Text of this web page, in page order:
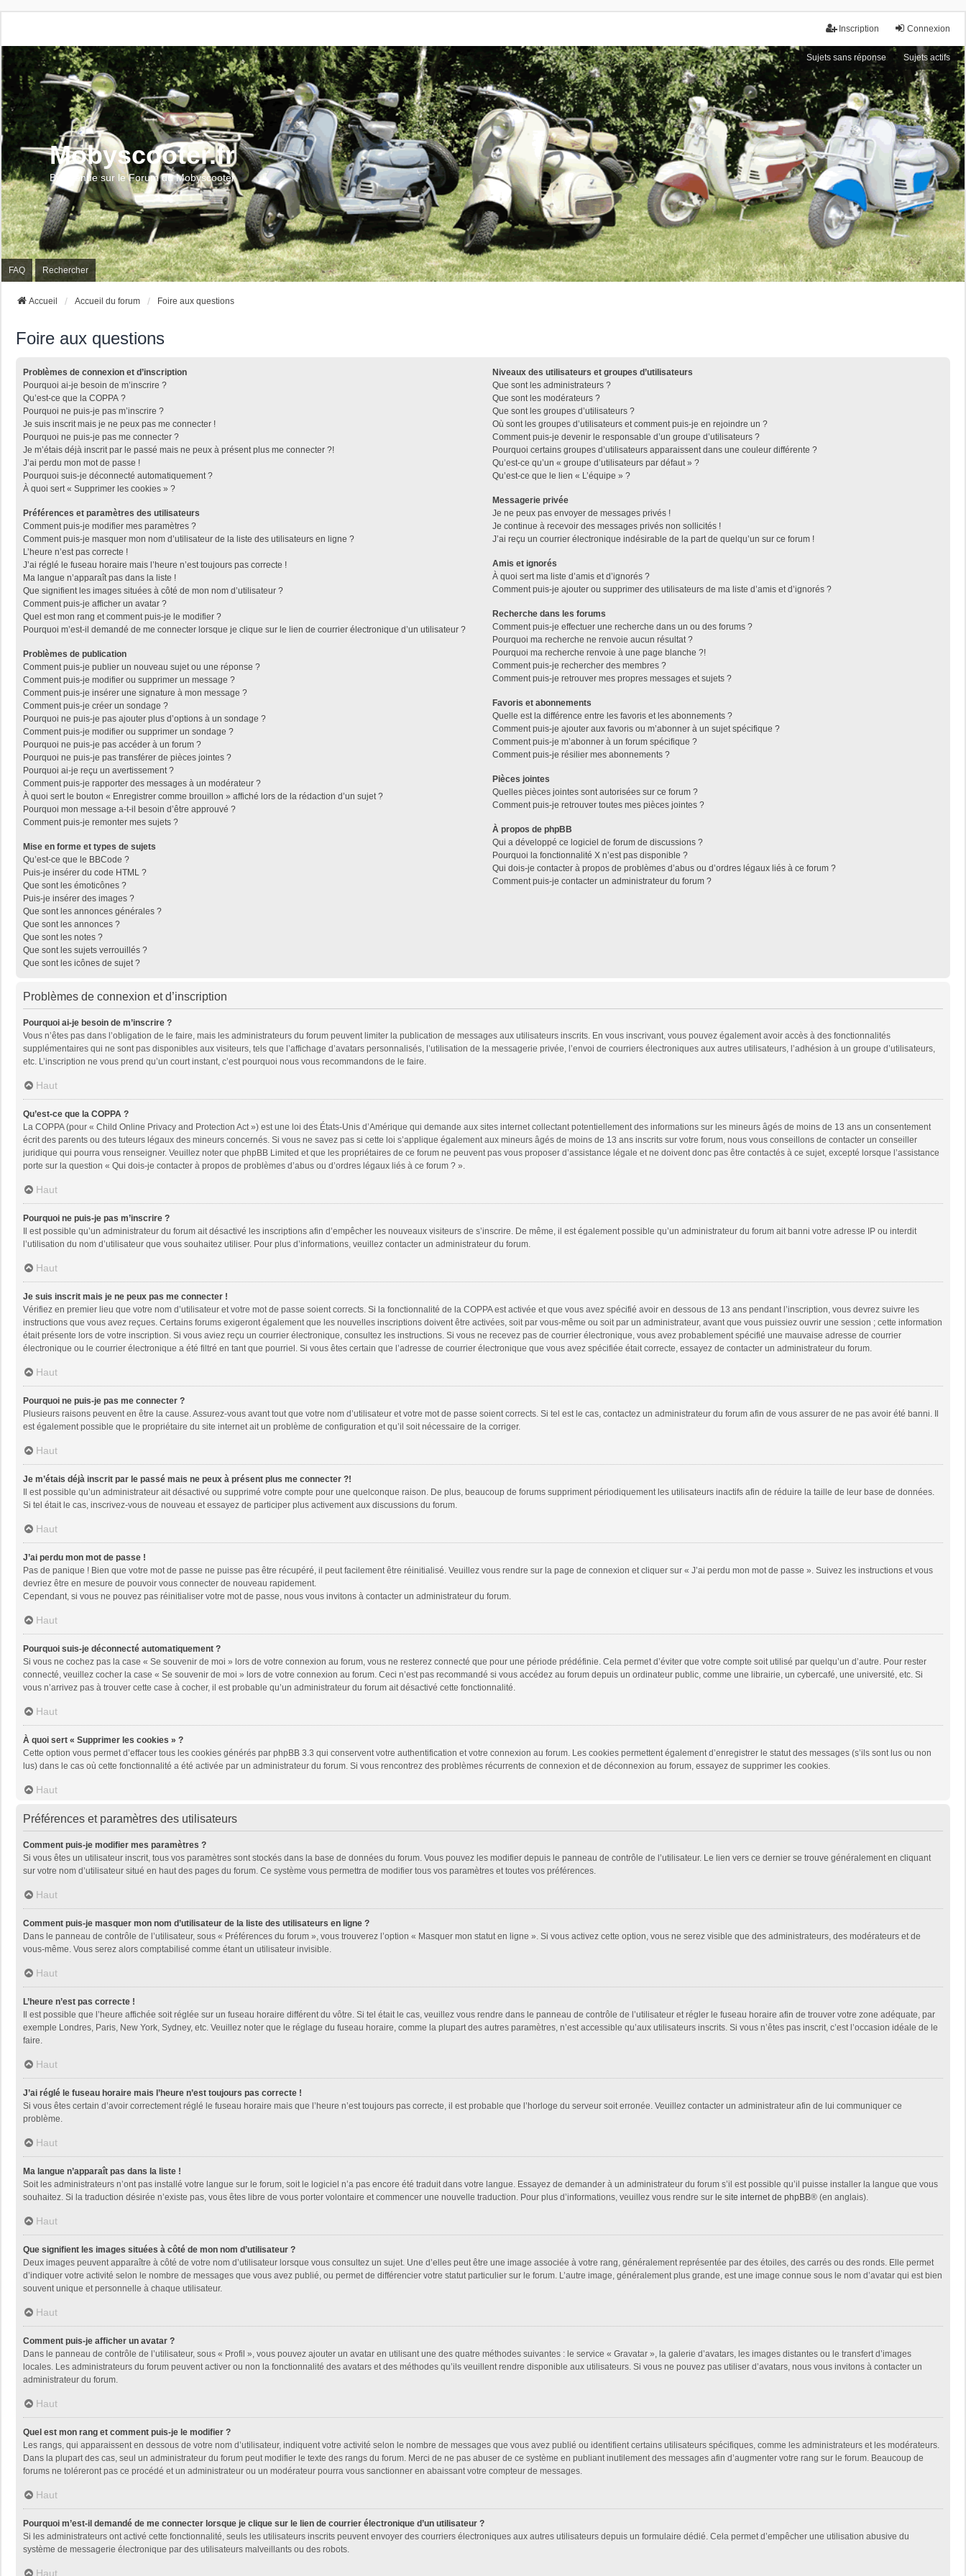
Connexion
Inscription
Sujets sans réponse Sujets actifs
Mobyscooter.fr
Bienvenue sur le Forum du Mobyscooter
FAQ Rechercher
Accueil Accueil du forum Foire aux questions
Foire aux questions
Problèmes de connexion et d’inscription
Pourquoi ai-je besoin de m’inscrire ?
Qu’est-ce que la COPPA ?
Pourquoi ne puis-je pas m’inscrire ?
Je suis inscrit mais je ne peux pas me connecter !
Pourquoi ne puis-je pas me connecter ?
Je m’étais déjà inscrit par le passé mais ne peux à présent plus me connecter ?!
J’ai perdu mon mot de passe !
Pourquoi suis-je déconnecté automatiquement ?
À quoi sert « Supprimer les cookies » ?
Préférences et paramètres des utilisateurs
Comment puis-je modifier mes paramètres ?
Comment puis-je masquer mon nom d’utilisateur de la liste des utilisateurs en ligne ?
L’heure n’est pas correcte !
J’ai réglé le fuseau horaire mais l’heure n’est toujours pas correcte !
Ma langue n’apparaît pas dans la liste !
Que signifient les images situées à côté de mon nom d’utilisateur ?
Comment puis-je afficher un avatar ?
Quel est mon rang et comment puis-je le modifier ?
Pourquoi m’est-il demandé de me connecter lorsque je clique sur le lien de courrier électronique d’un utilisateur ?
Problèmes de publication
Comment puis-je publier un nouveau sujet ou une réponse ?
Comment puis-je modifier ou supprimer un message ?
Comment puis-je insérer une signature à mon message ?
Comment puis-je créer un sondage ?
Pourquoi ne puis-je pas ajouter plus d’options à un sondage ?
Comment puis-je modifier ou supprimer un sondage ?
Pourquoi ne puis-je pas accéder à un forum ?
Pourquoi ne puis-je pas transférer de pièces jointes ?
Pourquoi ai-je reçu un avertissement ?
Comment puis-je rapporter des messages à un modérateur ?
À quoi sert le bouton « Enregistrer comme brouillon » affiché lors de la rédaction d’un sujet ?
Pourquoi mon message a-t-il besoin d’être approuvé ?
Comment puis-je remonter mes sujets ?
Mise en forme et types de sujets
Qu’est-ce que le BBCode ?
Puis-je insérer du code HTML ?
Que sont les émoticônes ?
Puis-je insérer des images ?
Que sont les annonces générales ?
Que sont les annonces ?
Que sont les notes ?
Que sont les sujets verrouillés ?
Que sont les icônes de sujet ?
Niveaux des utilisateurs et groupes d’utilisateurs
Que sont les administrateurs ?
Que sont les modérateurs ?
Que sont les groupes d’utilisateurs ?
Où sont les groupes d’utilisateurs et comment puis-je en rejoindre un ?
Comment puis-je devenir le responsable d’un groupe d’utilisateurs ?
Pourquoi certains groupes d’utilisateurs apparaissent dans une couleur différente ?
Qu’est-ce qu’un « groupe d’utilisateurs par défaut » ?
Qu’est-ce que le lien « L’équipe » ?
Messagerie privée
Je ne peux pas envoyer de messages privés !
Je continue à recevoir des messages privés non sollicités !
J’ai reçu un courrier électronique indésirable de la part de quelqu’un sur ce forum !
Amis et ignorés
À quoi sert ma liste d’amis et d’ignorés ?
Comment puis-je ajouter ou supprimer des utilisateurs de ma liste d’amis et d’ignorés ?
Recherche dans les forums
Comment puis-je effectuer une recherche dans un ou des forums ?
Pourquoi ma recherche ne renvoie aucun résultat ?
Pourquoi ma recherche renvoie à une page blanche ?!
Comment puis-je rechercher des membres ?
Comment puis-je retrouver mes propres messages et sujets ?
Favoris et abonnements
Quelle est la différence entre les favoris et les abonnements ?
Comment puis-je ajouter aux favoris ou m’abonner à un sujet spécifique ?
Comment puis-je m’abonner à un forum spécifique ?
Comment puis-je résilier mes abonnements ?
Pièces jointes
Quelles pièces jointes sont autorisées sur ce forum ?
Comment puis-je retrouver toutes mes pièces jointes ?
À propos de phpBB
Qui a développé ce logiciel de forum de discussions ?
Pourquoi la fonctionnalité X n’est pas disponible ?
Qui dois-je contacter à propos de problèmes d’abus ou d’ordres légaux liés à ce forum ?
Comment puis-je contacter un administrateur du forum ?
Problèmes de connexion et d’inscription
Pourquoi ai-je besoin de m’inscrire ?
Vous n’êtes pas dans l’obligation de le faire, mais les administrateurs du forum peuvent limiter la publication de messages aux utilisateurs inscrits. En vous inscrivant, vous pouvez également avoir accès à des fonctionnalités
supplémentaires qui ne sont pas disponibles aux visiteurs, tels que l’affichage d’avatars personnalisés, l’utilisation de la messagerie privée, l’envoi de courriers électroniques aux autres utilisateurs, l’adhésion à un groupe d’utilisateurs,
etc. L’inscription ne vous prend qu’un court instant, c’est pourquoi nous vous recommandons de le faire.
Haut
Qu’est-ce que la COPPA ?
La COPPA (pour « Child Online Privacy and Protection Act ») est une loi des États-Unis d’Amérique qui demande aux sites internet collectant potentiellement des informations sur les mineurs âgés de moins de 13 ans un consentement
écrit des parents ou des tuteurs légaux des mineurs concernés. Si vous ne savez pas si cette loi s’applique également aux mineurs âgés de moins de 13 ans inscrits sur votre forum, nous vous conseillons de contacter un conseiller
juridique qui pourra vous renseigner. Veuillez noter que phpBB Limited et que les propriétaires de ce forum ne peuvent pas vous proposer d’assistance légale et ne doivent donc pas être contactés à ce sujet, excepté lorsque l’assistance
porte sur la question « Qui dois-je contacter à propos de problèmes d’abus ou d’ordres légaux liés à ce forum ? ».
Haut
Pourquoi ne puis-je pas m’inscrire ?
Il est possible qu’un administrateur du forum ait désactivé les inscriptions afin d’empêcher les nouveaux visiteurs de s’inscrire. De même, il est également possible qu’un administrateur du forum ait banni votre adresse IP ou interdit
l’utilisation du nom d’utilisateur que vous souhaitez utiliser. Pour plus d’informations, veuillez contacter un administrateur du forum.
Haut
Je suis inscrit mais je ne peux pas me connecter !
Vérifiez en premier lieu que votre nom d’utilisateur et votre mot de passe soient corrects. Si la fonctionnalité de la COPPA est activée et que vous avez spécifié avoir en dessous de 13 ans pendant l’inscription, vous devrez suivre les
instructions que vous avez reçues. Certains forums exigeront également que les nouvelles inscriptions doivent être activées, soit par vous-même ou soit par un administrateur, avant que vous puissiez ouvrir une session ; cette information
était présente lors de votre inscription. Si vous aviez reçu un courrier électronique, consultez les instructions. Si vous ne recevez pas de courrier électronique, vous avez probablement spécifié une mauvaise adresse de courrier
électronique ou le courrier électronique a été filtré en tant que pourriel. Si vous êtes certain que l’adresse de courrier électronique que vous avez spécifiée était correcte, essayez de contacter un administrateur du forum.
Haut
Pourquoi ne puis-je pas me connecter ?
Plusieurs raisons peuvent en être la cause. Assurez-vous avant tout que votre nom d’utilisateur et votre mot de passe soient corrects. Si tel est le cas, contactez un administrateur du forum afin de vous assurer de ne pas avoir été banni. Il
est également possible que le propriétaire du site internet ait un problème de configuration et qu’il soit nécessaire de la corriger.
Haut
Je m’étais déjà inscrit par le passé mais ne peux à présent plus me connecter ?!
Il est possible qu’un administrateur ait désactivé ou supprimé votre compte pour une quelconque raison. De plus, beaucoup de forums suppriment périodiquement les utilisateurs inactifs afin de réduire la taille de leur base de données.
Si tel était le cas, inscrivez-vous de nouveau et essayez de participer plus activement aux discussions du forum.
Haut
J’ai perdu mon mot de passe !
Pas de panique ! Bien que votre mot de passe ne puisse pas être récupéré, il peut facilement être réinitialisé. Veuillez vous rendre sur la page de connexion et cliquer sur « J’ai perdu mon mot de passe ». Suivez les instructions et vous
devriez être en mesure de pouvoir vous connecter de nouveau rapidement.
Cependant, si vous ne pouvez pas réinitialiser votre mot de passe, nous vous invitons à contacter un administrateur du forum.
Haut
Pourquoi suis-je déconnecté automatiquement ?
Si vous ne cochez pas la case « Se souvenir de moi » lors de votre connexion au forum, vous ne resterez connecté que pour une période prédéfinie. Cela permet d’éviter que votre compte soit utilisé par quelqu’un d’autre. Pour rester
connecté, veuillez cocher la case « Se souvenir de moi » lors de votre connexion au forum. Ceci n’est pas recommandé si vous accédez au forum depuis un ordinateur public, comme une librairie, un cybercafé, une université, etc. Si
vous n’arrivez pas à trouver cette case à cocher, il est probable qu’un administrateur du forum ait désactivé cette fonctionnalité.
Haut
À quoi sert « Supprimer les cookies » ?
Cette option vous permet d’effacer tous les cookies générés par phpBB 3.3 qui conservent votre authentification et votre connexion au forum. Les cookies permettent également d’enregistrer le statut des messages (s’ils sont lus ou non
lus) dans le cas où cette fonctionnalité a été activée par un administrateur du forum. Si vous rencontrez des problèmes récurrents de connexion et de déconnexion au forum, essayez de supprimer les cookies.
Haut
Préférences et paramètres des utilisateurs
Comment puis-je modifier mes paramètres ?
Si vous êtes un utilisateur inscrit, tous vos paramètres sont stockés dans la base de données du forum. Vous pouvez les modifier depuis le panneau de contrôle de l’utilisateur. Le lien vers ce dernier se trouve généralement en cliquant
sur votre nom d’utilisateur situé en haut des pages du forum. Ce système vous permettra de modifier tous vos paramètres et toutes vos préférences.
Haut
Comment puis-je masquer mon nom d’utilisateur de la liste des utilisateurs en ligne ?
Dans le panneau de contrôle de l’utilisateur, sous « Préférences du forum », vous trouverez l’option « Masquer mon statut en ligne ». Si vous activez cette option, vous ne serez visible que des administrateurs, des modérateurs et de
vous-même. Vous serez alors comptabilisé comme étant un utilisateur invisible.
Haut
L’heure n’est pas correcte !
Il est possible que l’heure affichée soit réglée sur un fuseau horaire différent du vôtre. Si tel était le cas, veuillez vous rendre dans le panneau de contrôle de l’utilisateur et régler le fuseau horaire afin de trouver votre zone adéquate, par
exemple Londres, Paris, New York, Sydney, etc. Veuillez noter que le réglage du fuseau horaire, comme la plupart des autres paramètres, n’est accessible qu’aux utilisateurs inscrits. Si vous n’êtes pas inscrit, c’est l’occasion idéale de le
faire.
Haut
J’ai réglé le fuseau horaire mais l’heure n’est toujours pas correcte !
Si vous êtes certain d’avoir correctement réglé le fuseau horaire mais que l’heure n’est toujours pas correcte, il est probable que l’horloge du serveur soit erronée. Veuillez contacter un administrateur afin de lui communiquer ce
problème.
Haut
Ma langue n’apparaît pas dans la liste !
Soit les administrateurs n’ont pas installé votre langue sur le forum, soit le logiciel n’a pas encore été traduit dans votre langue. Essayez de demander à un administrateur du forum s’il est possible qu’il puisse installer la langue que vous
souhaitez. Si la traduction désirée n’existe pas, vous êtes libre de vous porter volontaire et commencer une nouvelle traduction. Pour plus d’informations, veuillez vous rendre sur le site internet de phpBB® (en anglais).
Haut
Que signifient les images situées à côté de mon nom d’utilisateur ?
Deux images peuvent apparaître à côté de votre nom d’utilisateur lorsque vous consultez un sujet. Une d’elles peut être une image associée à votre rang, généralement représentée par des étoiles, des carrés ou des ronds. Elle permet
d’indiquer votre activité selon le nombre de messages que vous avez publié, ou permet de différencier votre statut particulier sur le forum. L’autre image, généralement plus grande, est une image connue sous le nom d’avatar qui est bien
souvent unique et personnelle à chaque utilisateur.
Haut
Comment puis-je afficher un avatar ?
Dans le panneau de contrôle de l’utilisateur, sous « Profil », vous pouvez ajouter un avatar en utilisant une des quatre méthodes suivantes : le service « Gravatar », la galerie d’avatars, les images distantes ou le transfert d’images
locales. Les administrateurs du forum peuvent activer ou non la fonctionnalité des avatars et des méthodes qu’ils veuillent rendre disponible aux utilisateurs. Si vous ne pouvez pas utiliser d’avatars, nous vous invitons à contacter un
administrateur du forum.
Haut
Quel est mon rang et comment puis-je le modifier ?
Les rangs, qui apparaissent en dessous de votre nom d’utilisateur, indiquent votre activité selon le nombre de messages que vous avez publié ou identifient certains utilisateurs spécifiques, comme les administrateurs et les modérateurs.
Dans la plupart des cas, seul un administrateur du forum peut modifier le texte des rangs du forum. Merci de ne pas abuser de ce système en publiant inutilement des messages afin d’augmenter votre rang sur le forum. Beaucoup de
forums ne toléreront pas ce procédé et un administrateur ou un modérateur pourra vous sanctionner en abaissant votre compteur de messages.
Haut
Pourquoi m’est-il demandé de me connecter lorsque je clique sur le lien de courrier électronique d’un utilisateur ?
Si les administrateurs ont activé cette fonctionnalité, seuls les utilisateurs inscrits peuvent envoyer des courriers électroniques aux autres utilisateurs depuis un formulaire dédié. Cela permet d’empêcher une utilisation abusive du
système de messagerie électronique par des utilisateurs malveillants ou des robots.
Haut